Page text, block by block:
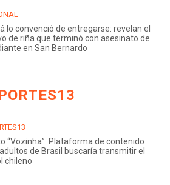
lo convenció de entregarse: revelan el
de riña que terminó con asesinato de
en San Bernardo
“Vozinha”: Plataforma de contenido
de Brasil buscaría transmitir el
chileno